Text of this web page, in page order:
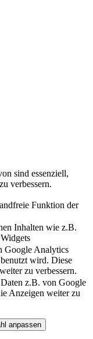
sind essenziell,
verbessern.
Funktion der
Inhalten wie z.B.
Google Analytics
wird. Diese
zu verbessern.
z.B. von Google
Anzeigen weiter zu
anpassen